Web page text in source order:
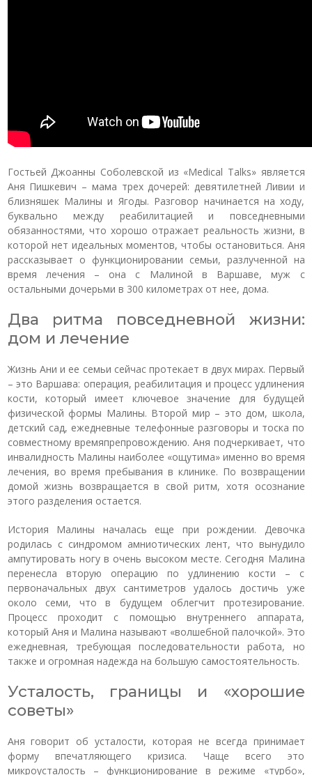
Гостьей Джоанны Соболевской из «Medical Talks» является
Аня Пишкевич – мама трех дочерей: девятилетней Ливии и
близняшек Малины и Ягоды. Разговор начинается на ходу,
буквально между реабилитацией и повседневными
обязанностями, что хорошо отражает реальность жизни, в
которой нет идеальных моментов, чтобы остановиться. Аня
рассказывает о функционировании семьи, разлученной на
время лечения – она с Малиной в Варшаве, муж с
остальными дочерьми в 300 километрах от нее, дома.
Два ритма повседневной жизни:
дом и лечение
Жизнь Ани и ее семьи сейчас протекает в двух мирах. Первый
– это Варшава: операция, реабилитация и процесс удлинения
кости, который имеет ключевое значение для будущей
физической формы Малины. Второй мир – это дом, школа,
детский сад, ежедневные телефонные разговоры и тоска по
совместному времяпрепровождению. Аня подчеркивает, что
инвалидность Малины наиболее «ощутима» именно во время
лечения, во время пребывания в клинике. По возвращении
домой жизнь возвращается в свой ритм, хотя осознание
этого разделения остается.
История Малины началась еще при рождении. Девочка
родилась с синдромом амниотических лент, что вынудило
ампутировать ногу в очень высоком месте. Сегодня Малина
перенесла вторую операцию по удлинению кости – с
первоначальных двух сантиметров удалось достичь уже
около семи, что в будущем облегчит протезирование.
Процесс проходит с помощью внутреннего аппарата,
который Аня и Малина называют «волшебной палочкой». Это
ежедневная, требующая последовательности работа, но
также и огромная надежда на большую самостоятельность.
Усталость, границы и «хорошие
советы»
Аня говорит об усталости, которая не всегда принимает
форму впечатляющего кризиса. Чаще всего это
микроусталость – функционирование в режиме «турбо»,